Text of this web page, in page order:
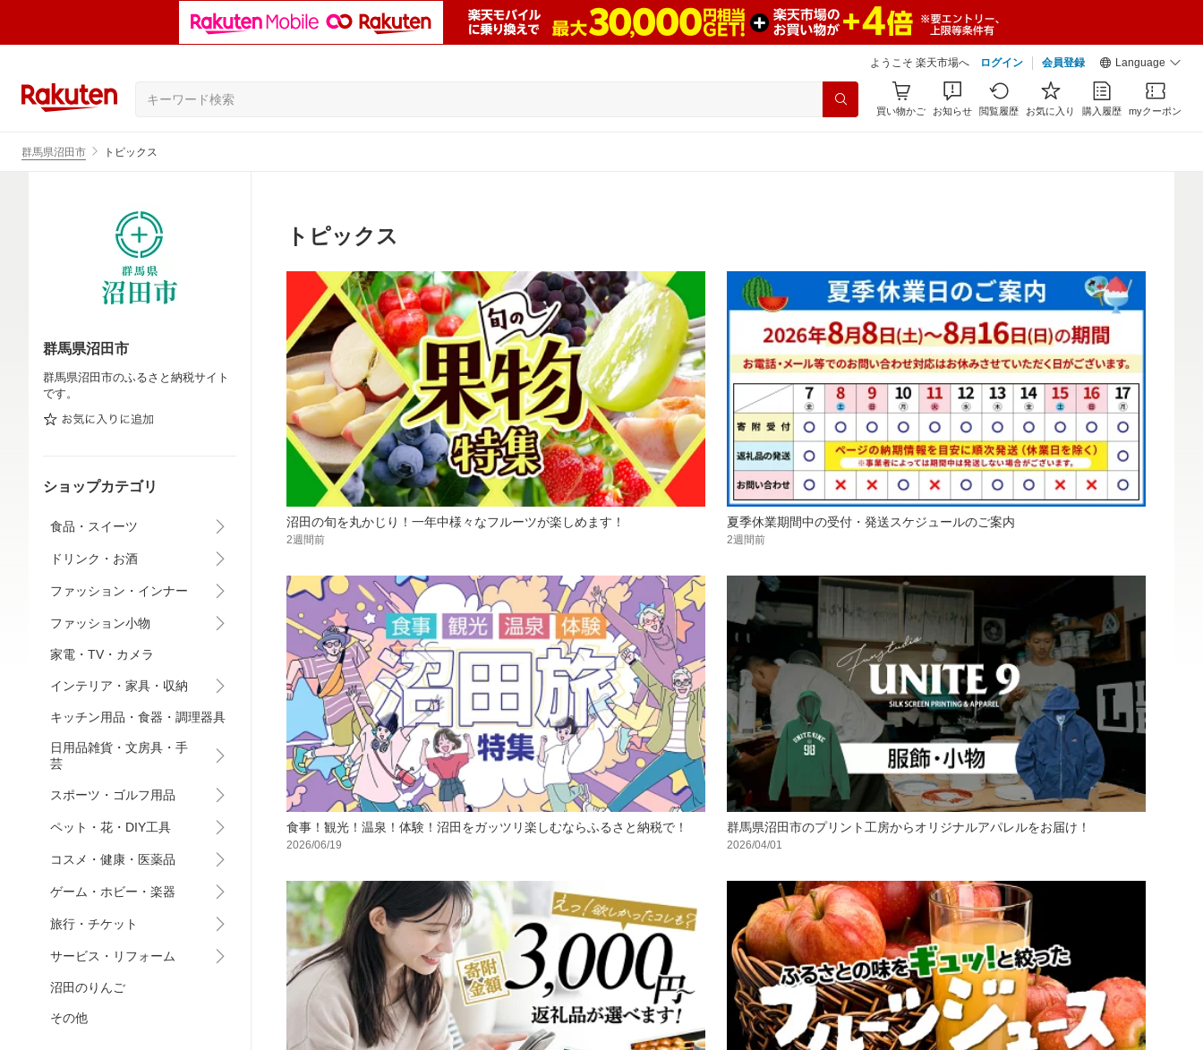
ようこそ 楽天市場へ ログイン 会員登録 Language
買い物かご お知らせ 閲覧履歴 お気に入り 購入履歴 myクーポン
群馬県沼田市 トピックス
群馬県沼田市
群馬県沼田市のふるさと納税サイト
です。
ショップカテゴリ
食品・スイーツ
ドリンク・お酒
ファッション・インナー
ファッション小物
家電・TV・カメラ
インテリア・家具・収納
キッチン用品・食器・調理器具
日用品雑貨・文房具・手
芸
スポーツ・ゴルフ用品
ペット・花・DIY工具
コスメ・健康・医薬品
ゲーム・ホビー・楽器
旅行・チケット
サービス・リフォーム
沼田のりんご
その他
トピックス
沼田の旬を丸かじり！一年中様々なフルーツが楽しめます！
2週間前
夏季休業期間中の受付・発送スケジュールのご案内
2週間前
食事！観光！温泉！体験！沼田をガッツリ楽しむならふるさと納税で！
2026/06/19
群馬県沼田市のプリント工房からオリジナルアパレルをお届け！
2026/04/01